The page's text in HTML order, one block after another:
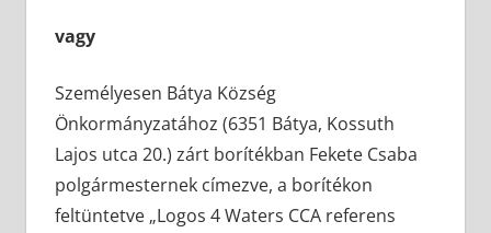
vagy
Személyesen Bátya Község
Önkormányzatához (6351 Bátya, Kossuth
Lajos utca 20.) zárt borítékban Fekete Csaba
polgármesternek címezve, a borítékon
feltüntetve „Logos 4 Waters CCA referens